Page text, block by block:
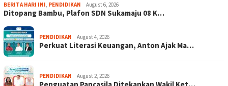
BERITA HARI INI PENDIDIKAN August 6, 2026
Ditopang Bambu, Plafon SDN Sukamaju 08 K…
PENDIDIKAN August 4, 2026
Perkuat Literasi Keuangan, Anton Ajak Ma…
PENDIDIKAN August 2, 2026
Penguatan Pancasila Ditekankan Wakil Ket…